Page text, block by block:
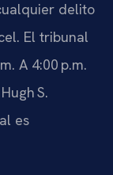
delito
El tribunal
A 4:00 p.m.
S.
es